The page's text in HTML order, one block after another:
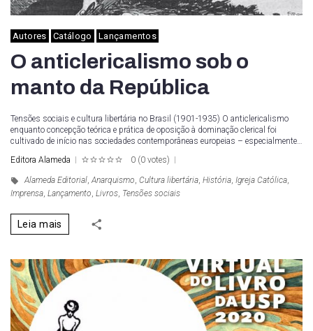
Autores Catálogo Lançamentos
O anticlericalismo sob o
manto da República
Tensões sociais e cultura libertária no Brasil (1901-1935) O anticlericalismo
enquanto concepção teórica e prática de oposição à dominação clerical foi
cultivado de início nas sociedades contemporâneas europeias – especialmente…
Editora Alameda
0 (0 votes)
Alameda Editorial,Anarquismo, Cultura libertária, História, Igreja Católica,
Imprensa, Lançamento, Livros, Tensões sociais
Leia mais